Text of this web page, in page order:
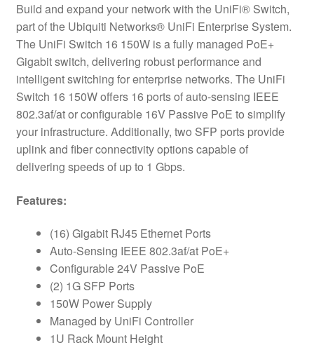
Build and expand your network with the UniFi® Switch,
part of the Ubiquiti Networks® UniFi Enterprise System.
The UniFi Switch 16 150W is a fully managed PoE+
Gigabit switch, delivering robust performance and
intelligent switching for enterprise networks. The UniFi
Switch 16 150W offers 16 ports of auto-sensing IEEE
802.3af/at or configurable 16V Passive PoE to simplify
your infrastructure. Additionally, two SFP ports provide
uplink and fiber connectivity options capable of
delivering speeds of up to 1 Gbps.
Features:
(16) Gigabit RJ45 Ethernet Ports
Auto-Sensing IEEE 802.3af/at PoE+
Configurable 24V Passive PoE
(2) 1G SFP Ports
150W Power Supply
Managed by UniFi Controller
1U Rack Mount Height